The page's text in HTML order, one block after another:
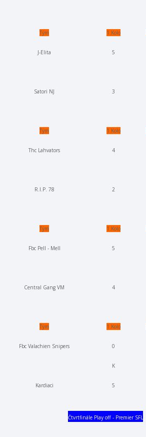
Tým 1.Kolo
J-Elita 5
Satori NJ 3
Tým 1.Kolo
Thc Lahvators 4
R.I.P. 78 2
Tým 1.Kolo
Fbc Pell - Mell 5
Central Gang VM 4
Tým 1.Kolo
Fbc Valachien Snipers 0
K
Kardiaci 5
Čtvrtfinále Play off - Premier SFL